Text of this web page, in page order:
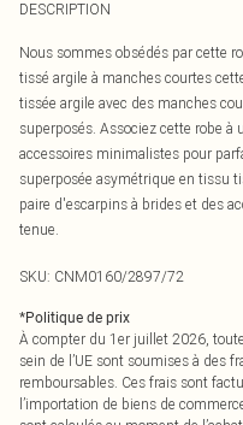
DESCRIPTION
Nous sommes obsédés par cette
tissé argile à manches courtes
tissée argile avec des manches
superposés. Associez cette robe
accessoires minimalistes pour
superposée asymétrique en tissu
paire d'escarpins à brides et des
tenue.
SKU: CNM0160/2897/72
*Politique de prix
À compter du 1er juillet 2026,
sein de l’UE sont soumises à des
remboursables. Ces frais sont
l’importation de biens de